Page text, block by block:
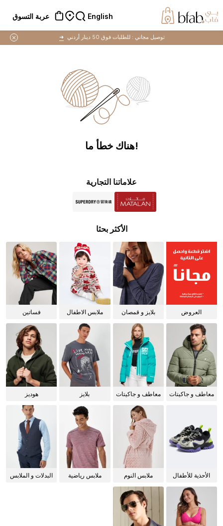
English عربة التسوق
توصيل مجاني : للطلبات فوق 50 دينار أردني ➜
!هناك خطأ ما
علاماتنا التجارية
الأكثر بحثا
العروض
بلايز و قمصان
ملابس الاطفال فساتين
معاطف و جاكيتات
معاطف و جاكيتات
بلايز هوديز
الأحذية للأطفال
ملابس النوم
ملابس رياضية
البدلات و الملابس